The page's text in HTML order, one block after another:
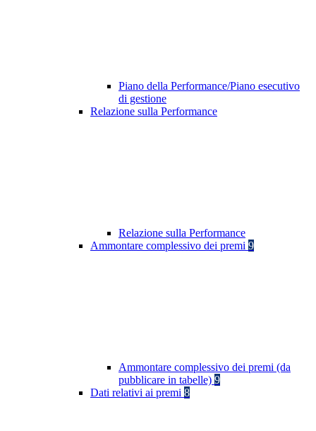
Piano della Performance/Piano esecutivo
di gestione
Relazione sulla Performance
Relazione sulla Performance
Ammontare complessivo dei premi 9
Ammontare complessivo dei premi (da
pubblicare in tabelle) 9
Dati relativi ai premi 8